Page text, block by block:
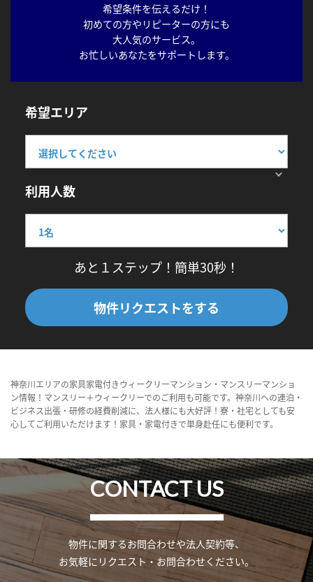
希望条件を伝えるだけ！
初めての方やリピーターの方にも
大人気のサービス。
お忙しいあなたをサポートします。
希望エリア
利用人数
あと１ステップ！簡単30秒！
物件リクエストをする
神奈川エリアの家具家電付きウィークリーマンション・マンスリーマンショ
ン情報！マンスリー＋ウィークリーでのご利用も可能です。神奈川への連泊・
ビジネス出張・研修の経費削減に、法人様にも大好評！寮・社宅としても安
心してご利用いただけます！家具・家電付きで単身赴任にも便利です。
CONTACT US
物件に関するお問合わせや法人契約等、
お気軽にリクエスト・お問合わせください。